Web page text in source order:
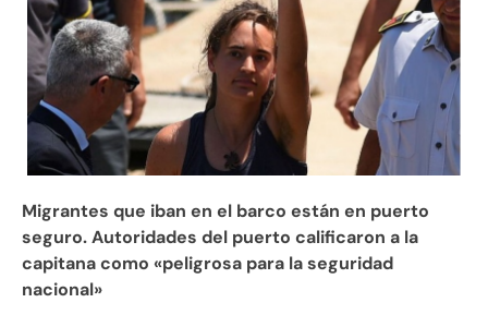
Migrantes que iban en el barco están en puerto
seguro. Autoridades del puerto calificaron a la
capitana como «peligrosa para la seguridad
nacional»